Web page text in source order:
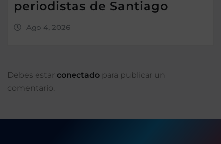
periodistas de Santiago
Ago 4, 2026
Debes estar conectado para publicar un
comentario.